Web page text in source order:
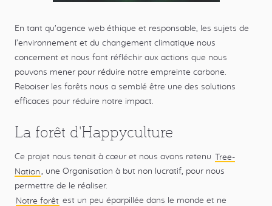
En tant qu'agence web éthique et responsable, les sujets de
l’environnement et du changement climatique nous
concernent et nous font réfléchir aux actions que nous
pouvons mener pour réduire notre empreinte carbone.
Reboiser les forêts nous a semblé être une des solutions
efficaces pour réduire notre impact.
La forêt d'Happyculture
Ce projet nous tenait à cœur et nous avons retenu Tree-
Nation , une Organisation à but non lucratif, pour nous
permettre de le réaliser.
Notre forêt est un peu éparpillée dans le monde et ne